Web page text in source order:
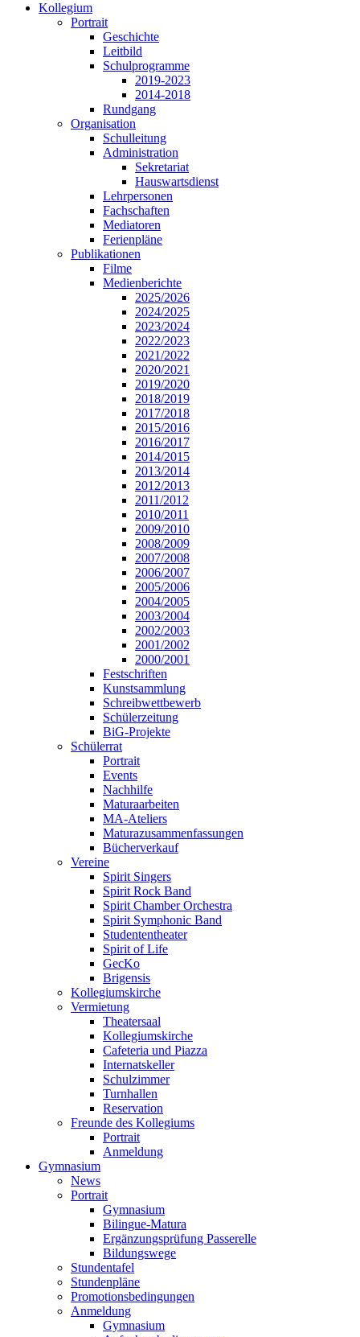
Kollegium
Portrait
Geschichte
Leitbild
Schulprogramme
2019-2023
2014-2018
Rundgang
Organisation
Schulleitung
Administration
Sekretariat
Hauswartsdienst
Lehrpersonen
Fachschaften
Mediatoren
Ferienpläne
Publikationen
Filme
Medienberichte
2025/2026
2024/2025
2023/2024
2022/2023
2021/2022
2020/2021
2019/2020
2018/2019
2017/2018
2015/2016
2016/2017
2014/2015
2013/2014
2012/2013
2011/2012
2010/2011
2009/2010
2008/2009
2007/2008
2006/2007
2005/2006
2004/2005
2003/2004
2002/2003
2001/2002
2000/2001
Festschriften
Kunstsammlung
Schreibwettbewerb
Schülerzeitung
BiG-Projekte
Schülerrat
Portrait
Events
Nachhilfe
Maturaarbeiten
MA-Ateliers
Maturazusammenfassungen
Bücherverkauf
Vereine
Spirit Singers
Spirit Rock Band
Spirit Chamber Orchestra
Spirit Symphonic Band
Studententheater
Spirit of Life
GecKo
Brigensis
Kollegiumskirche
Vermietung
Theatersaal
Kollegiumskirche
Cafeteria und Piazza
Internatskeller
Schulzimmer
Turnhallen
Reservation
Freunde des Kollegiums
Portrait
Anmeldung
Gymnasium
News
Portrait
Gymnasium
Bilingue-Matura
Ergänzungsprüfung Passerelle
Bildungswege
Stundentafel
Stundenpläne
Promotionsbedingungen
Anmeldung
Gymnasium